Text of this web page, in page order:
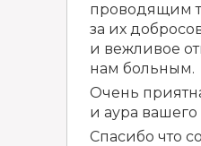
проводящим
за их
и вежливое
нам больным.
Очень
и аура
Спасибо что